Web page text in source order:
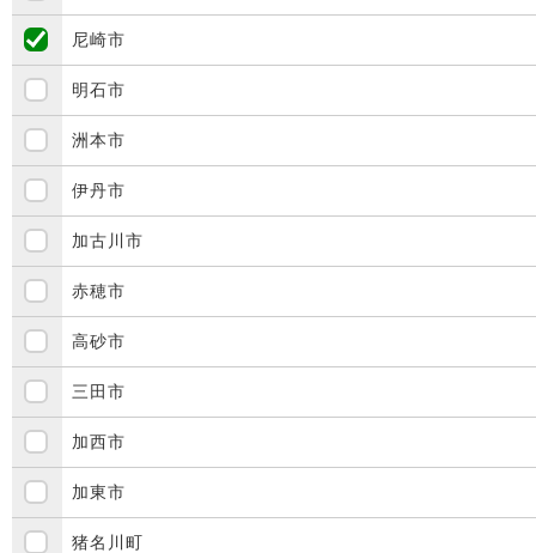
尼崎市
明石市
洲本市
伊丹市
加古川市
赤穂市
高砂市
三田市
加西市
加東市
猪名川町